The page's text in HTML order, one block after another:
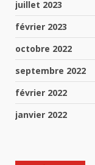
juillet 2023
février 2023
octobre 2022
septembre 2022
février 2022
janvier 2022